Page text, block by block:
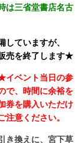
は三省堂書店名古
ていますが、
売を終了します★
イベント当日の参
で、時間に余裕を
券を購入いただけ
意ください。
き換えに、宮下草